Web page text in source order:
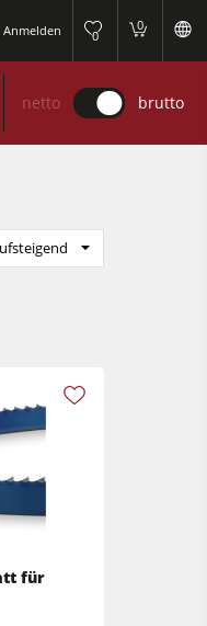
Anmelden 0
0
netto brutto
für